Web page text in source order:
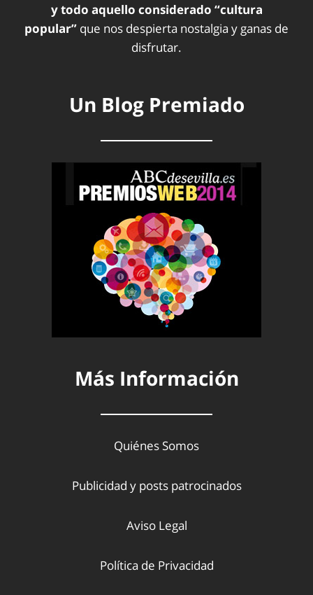
y todo aquello considerado “cultura
popular” que nos despierta nostalgia y ganas de
disfrutar.
Un Blog Premiado
Más Información
Quiénes Somos
Publicidad y posts patrocinados
Aviso Legal
Política de Privacidad